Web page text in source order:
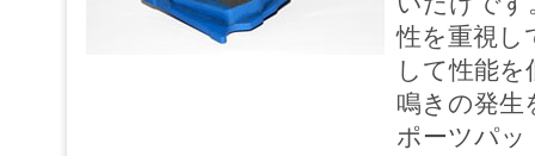
性を重視し
して性能
鳴きの発生
ポーツパッ